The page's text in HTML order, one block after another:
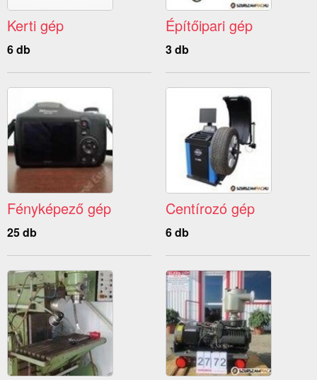
Kerti gép
6 db
Építőipari gép
3 db
Fényképező gép
25 db
Centírozó gép
6 db